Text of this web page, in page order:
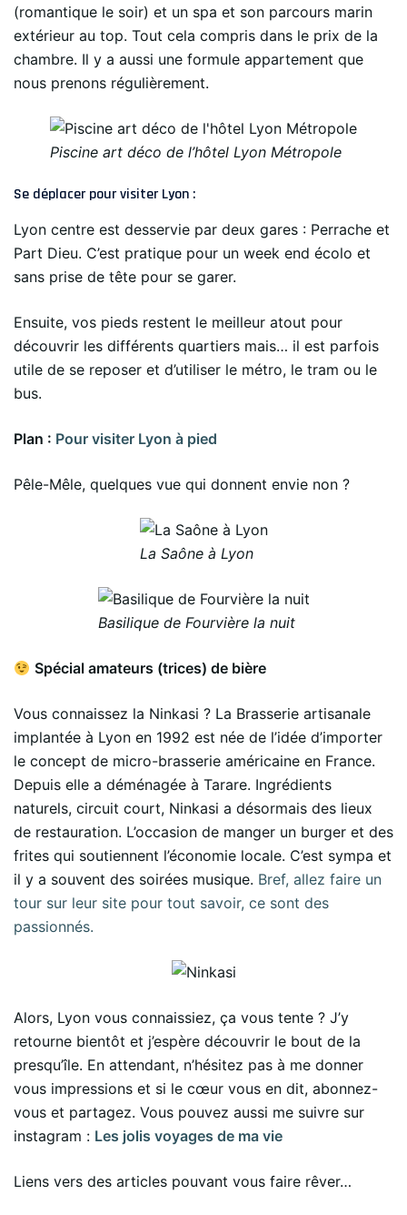
(romantique le soir) et un spa et son parcours marin
extérieur au top. Tout cela compris dans le prix de la
chambre. Il y a aussi une formule appartement que
nous prenons régulièrement.
Piscine art déco de l’hôtel Lyon Métropole
Se déplacer pour visiter Lyon :
Lyon centre est desservie par deux gares : Perrache et
Part Dieu. C’est pratique pour un week end écolo et
sans prise de tête pour se garer.
Ensuite, vos pieds restent le meilleur atout pour
découvrir les différents quartiers mais… il est parfois
utile de se reposer et d’utiliser le métro, le tram ou le
bus.
Plan : Pour visiter Lyon à pied
Pêle-Mêle, quelques vue qui donnent envie non ?
La Saône à Lyon
Basilique de Fourvière la nuit
Spécial amateurs (trices) de bière
Vous connaissez la Ninkasi ? La Brasserie artisanale
implantée à Lyon en 1992 est née de l’idée d’importer
le concept de micro-brasserie américaine en France.
Depuis elle a déménagée à Tarare. Ingrédients
naturels, circuit court, Ninkasi a désormais des lieux
de restauration. L’occasion de manger un burger et des
frites qui soutiennent l’économie locale. C’est sympa et
il y a souvent des soirées musique. Bref, allez faire un
tour sur leur site pour tout savoir, ce sont des
passionnés.
Alors, Lyon vous connaissiez, ça vous tente ? J’y
retourne bientôt et j’espère découvrir le bout de la
presqu’île. En attendant, n’hésitez pas à me donner
vous impressions et si le cœur vous en dit, abonnez-
vous et partagez. Vous pouvez aussi me suivre sur
instagram : Les jolis voyages de ma vie
Liens vers des articles pouvant vous faire rêver…